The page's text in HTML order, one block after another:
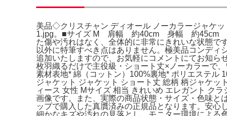
美品◇クリスチャン ディオール ノーカラージャケ
1.jpg。■サイズ M 肩幅 約40cm 身幅 約45cm 袖
た傷や汚れはなく、全体的に非常にきれいな状態で
以外に特筆すべき点はありません。極美品コンディ
追加いたしますので、お気軽にコメントにてお知ら
枚羽織るだけで主役級・ショート丈×ノーカラーで
素材表地* 綿（コットン）100%裏地* ポリエステ
ジャケット ジャケット ショート丈 総柄 柄ジャケ
ィース 女性 Mサイズ 相当 きれいめ エレガント ク
画像です。また、実際の商品状態・サイズ・色味と
ップで購入した真贋済みの正規品となります。安心
細かなキズや汚れの見落とし、モニター環境による